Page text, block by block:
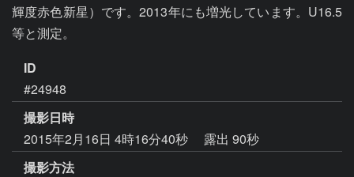
輝度赤色新星）です。2013年にも増光しています。U16.5
等と測定。
ID
#24948
撮影日時
2015年2月16日 4時16分40秒
露出 90秒
撮影方法